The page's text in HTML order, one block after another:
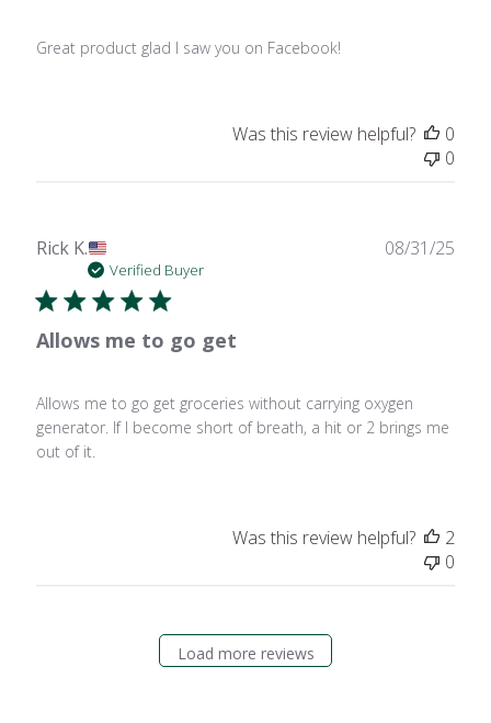
Great product glad I saw you on Facebook!
Was this review helpful?
0
0
Rick K.
Verified Buyer
Allows me to go get
Allows me to go get groceries without carrying oxygen
generator. If I become short of breath, a hit or 2 brings me
out of it.
08/31/25
Was this review helpful?
2
0
Load more reviews